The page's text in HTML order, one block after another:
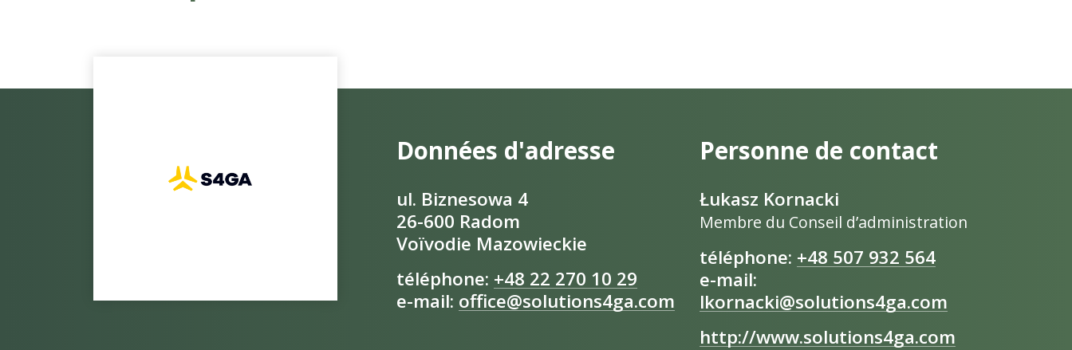
Données d'adresse
ul. Biznesowa 4
26-600 Radom
Voïvodie Mazowieckie
téléphone: +48 22 270 10 29
e-mail: office@solutions4ga.com
Personne de contact
Łukasz Kornacki
Membre du Conseil d’administration
téléphone: +48 507 932 564
e-mail:
lkornacki@solutions4ga.com
http://www.solutions4ga.com